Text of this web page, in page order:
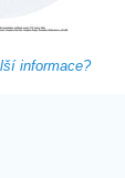
informace?